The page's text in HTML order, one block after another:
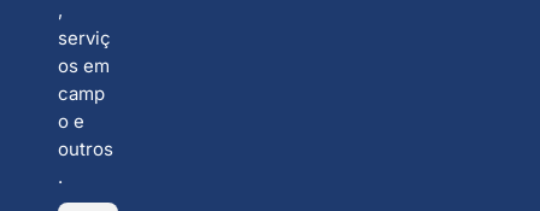
,
serviç
os em
camp
o e
outros
.